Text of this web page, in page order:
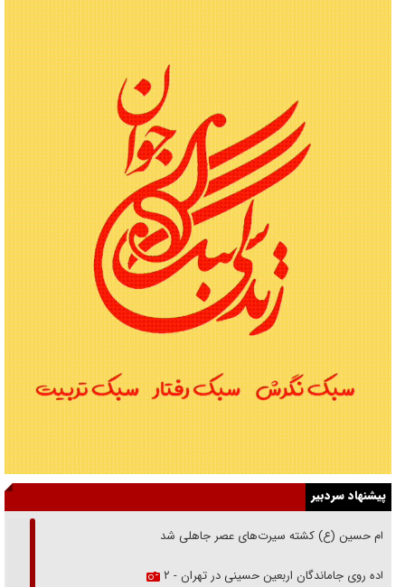
پیشنهاد سردبیر
امام حسین (ع) کشته سیرت‌های عصر جاهلی شد
پیاده روی جاماندگان اربعین حسینی در تهران - ۲